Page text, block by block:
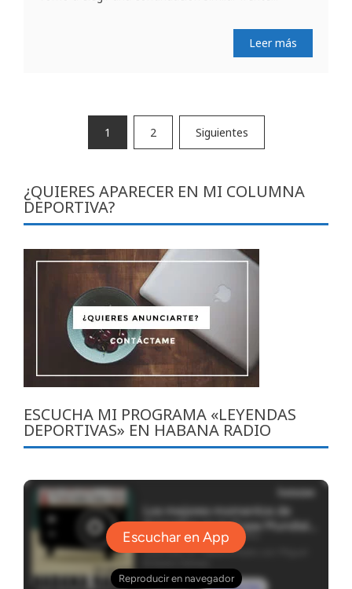
Leer más
Paginación
entradas
1 2 Siguientes
¿QUIERES APARECER EN MI COLUMNA
DEPORTIVA?
ESCUCHA MI PROGRAMA «LEYENDAS
DEPORTIVAS» EN HABANA RADIO